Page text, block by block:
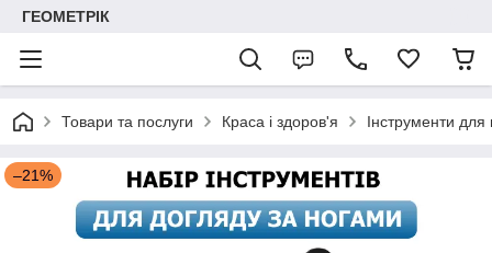
ГЕОМЕТРІК
Товари та послуги Краса і здоров'я Інструменти
–21%